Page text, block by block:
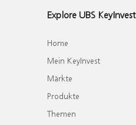
Explore UBS KeyInvest
Home
Mein KeyInvest
Märkte
Produkte
Themen